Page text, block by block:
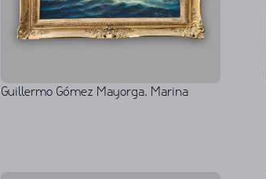
Guillermo Gómez Mayorga. Marina